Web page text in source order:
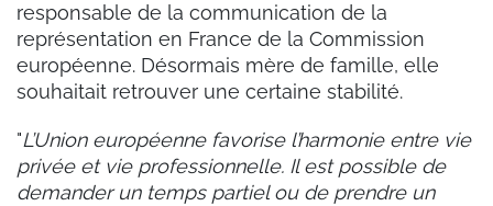
responsable de la communication de la
représentation en France de la Commission
européenne. Désormais mère de famille, elle
souhaitait retrouver une certaine stabilité.
"L’Union européenne favorise l’harmonie entre vie
privée et vie professionnelle. Il est possible de
demander un temps partiel ou de prendre un